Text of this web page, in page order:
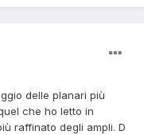
delle planari più
che ho letto in
raffinato degli ampli. D